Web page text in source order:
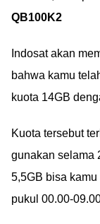
QB100K2
Indosat akan
bahwa kamu
kuota 14GB
Kuota tersebut
gunakan selama
5,5GB bisa
pukul 00.00-